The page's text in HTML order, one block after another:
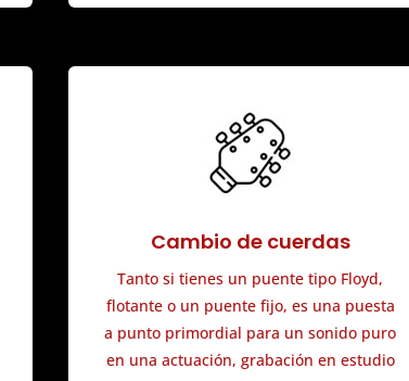
Cambio de cuerdas
Tanto si tienes un puente tipo Floyd,
flotante o un puente fijo, es una puesta
a punto primordial para un sonido puro
en una actuación, grabación en estudio